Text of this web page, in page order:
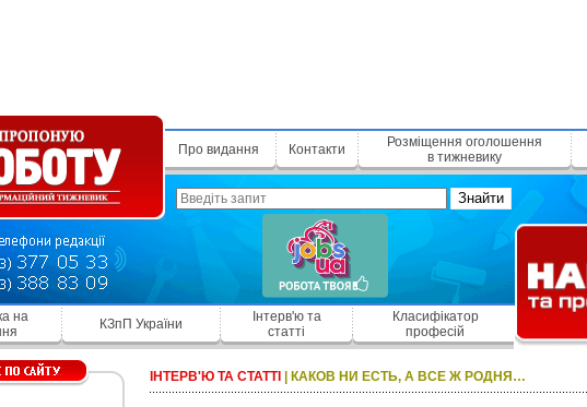
Знайти
Про видання Контакти
Розміщення оголошення
в тижневику
на
КЗпП України
Інтерв'ю та
статті
Класифікатор
професій
ІНТЕРВ'Ю ТА СТАТТІ КАКОВ НИ ЕСТЬ, А ВСЕ Ж РОДНЯ…